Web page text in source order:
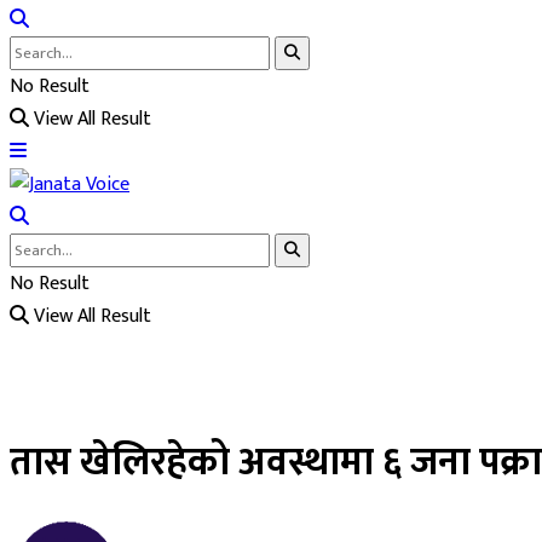
No Result
View All Result
No Result
View All Result
तास खेलिरहेको अवस्थामा ६ जना